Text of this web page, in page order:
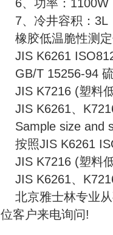
6、功率：1100W
7、冷井容积：3L
橡胶低温脆性测定
JIS K6261
GB/T 15256-94
JIS K7216 (塑料
JIS K6261、
Sample size and
按照JIS K6261
JIS K7216 (塑料
JIS K6261、
北京雅士林专业从
位客户来电询问!